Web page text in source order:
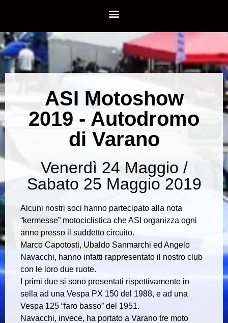
ASI Motoshow
2019 - Autodromo
di Varano
Venerdì 24 Maggio /
Sabato 25 Maggio 2019
Alcuni nostri soci hanno partecipato alla nota
“kermesse” motociclistica che ASI organizza ogni
anno presso il suddetto circuito.
Marco Capotosti, Ubaldo Sanmarchi ed Angelo
Navacchi, hanno infatti rappresentato il nostro club
con le loro due ruote.
I primi due si sono presentati rispettivamente in
sella ad una Vespa PX 150 del 1988, e ad una
Vespa 125 “faro basso” del 1951.
Navacchi, invece, ha portato a Varano tre moto